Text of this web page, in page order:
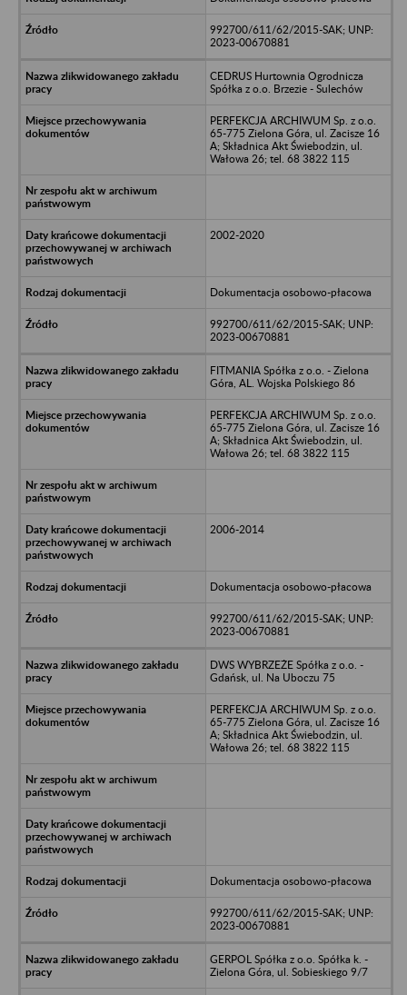
992700/611/62/2015-SAK; UNP:
2023-00670881
CEDRUS Hurtownia Ogrodnicza
Spółka z o.o. Brzezie - Sulechów
PERFEKCJA ARCHIWUM Sp. z o.o.
65-775 Zielona Góra, ul. Zacisze 16
A; Składnica Akt Świebodzin, ul.
Wałowa 26; tel. 68 3822 115
2002-2020
Dokumentacja osobowo-płacowa
992700/611/62/2015-SAK; UNP:
2023-00670881
FITMANIA Spółka z o.o. - Zielona
Góra, AL. Wojska Polskiego 86
PERFEKCJA ARCHIWUM Sp. z o.o.
65-775 Zielona Góra, ul. Zacisze 16
A; Składnica Akt Świebodzin, ul.
Wałowa 26; tel. 68 3822 115
2006-2014
Dokumentacja osobowo-płacowa
992700/611/62/2015-SAK; UNP:
2023-00670881
DWS WYBRZEŻE Spółka z o.o. -
Gdańsk, ul. Na Uboczu 75
PERFEKCJA ARCHIWUM Sp. z o.o.
65-775 Zielona Góra, ul. Zacisze 16
A; Składnica Akt Świebodzin, ul.
Wałowa 26; tel. 68 3822 115
Dokumentacja osobowo-płacowa
992700/611/62/2015-SAK; UNP:
2023-00670881
GERPOL Spółka z o.o. Spółka k. -
Zielona Góra, ul. Sobieskiego 9/7